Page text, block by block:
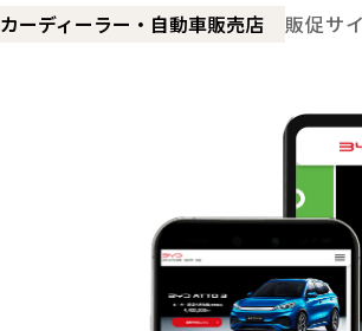
カーディーラー・自動車販売店 販促サ